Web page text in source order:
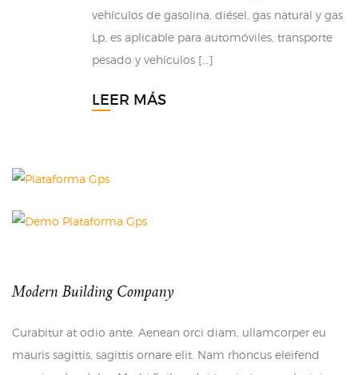
vehículos de gasolina, diésel, gas natural y gas
Lp, es aplicable para automóviles, transporte
pesado y vehículos […]
LEER MÁS
Modern Building Company
Curabitur at odio ante. Aenean orci diam, ullamcorper eu
mauris sagittis, sagittis ornare elit. Nam rhoncus eleifend